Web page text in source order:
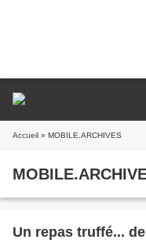
Accueil » MOBILE.ARCHIVES
Un repas truffé...